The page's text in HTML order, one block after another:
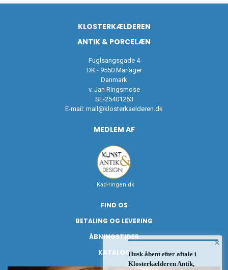
KLOSTERKÆLDEREN
ANTIK & PORCELÆN
Fuglsangsgade 4
DK - 9550 Mariager
Danmark
v. Jan Ringsmose
SE-25401263
E-mail: mail@klosterkaelderen.dk
MEDLEM AF
Kad-ringen.dk
FIND OS
BETALING OG LEVERING
ÅBNINGSTIDER
KATALOG
×
Husk åbent efter aftale i
Klosterkælderen Antik,